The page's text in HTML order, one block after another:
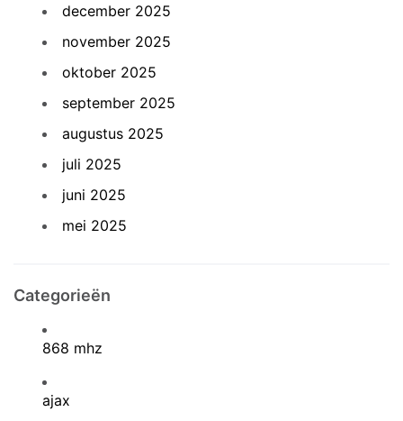
december 2025
november 2025
oktober 2025
september 2025
augustus 2025
juli 2025
juni 2025
mei 2025
Categorieën
868 mhz
ajax